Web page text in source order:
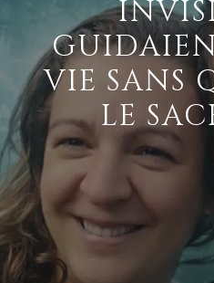
VIE SANS
LE